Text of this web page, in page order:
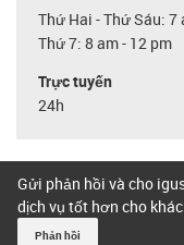
Thứ Hai - Thứ Sáu: 7
Thứ 7: 8 am - 12 pm
Trực tuyến
24h
Gửi phản hồi và cho
dịch vụ tốt hơn cho
Phản hồi